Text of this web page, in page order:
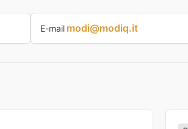
E-mail modi@modiq.it